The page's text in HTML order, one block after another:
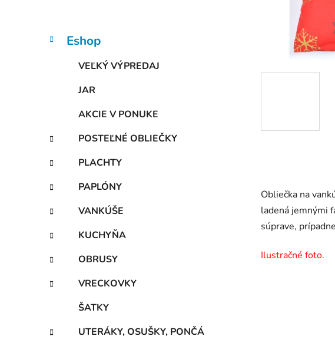
lPreskočiť
kategórie
K
a
e
Eshop
VEĽKÝ VÝPREDAJ
JAR
AKCIE V PONUKE
POSTEĽNÉ OBLIEČKY
PLACHTY
PAPLÓNY
VANKÚŠE
KUCHYŇA
OBRUSY
VRECKOVKY
ŠATKY
UTERÁKY, OSUŠKY, PONČÁ
Obliečka na
ladená jemnými
súprave,
Ilustračné foto.